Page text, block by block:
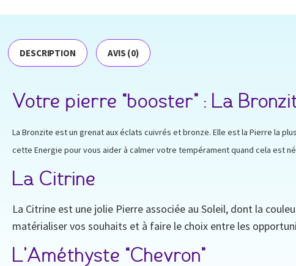
DESCRIPTION AVIS (0)
Votre pierre “booster” : La
La Bronzite est un grenat aux éclats cuivrés et bronze. Elle est la Pierre la
cette Energie pour vous aider à calmer votre tempérament quand cela est
La Citrine
La Citrine est une jolie Pierre associée au Soleil, dont la
matérialiser vos souhaits et à faire le choix entre les
L’Améthyste “Chevron”